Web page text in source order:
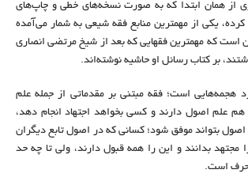
از همان ابتدا که به صورت نسخه‌های خطی و چاپ‌های
یکی از مهمترین منابع فقه شیعی به شمار می‌آمده
که مهمترین فقهایی که بعد از شیخ مرتضی انصاری
بر کتاب رسائل او حاشیه نوشته‌اند.
هجمه‌هایی است؛ فقه مبتنی بر مقدماتی از جمله علم
علم اصول دارند و کسی بخواهد اجتهاد انجام دهد،
اصول بتواند موفق شود؛ کسانی که در اصول تابع دیگران
مجتهد بدانند و این را همه قبول دارند، ولی تا چه حد
حرف است.